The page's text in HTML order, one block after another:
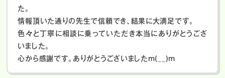
た。
情報頂いた通りの先生で信頼でき、結果に大満足です。
色々と丁寧に相談に乗っていただき本当にありがとうござ
いました。
心から感謝です。ありがとうございましたm(__)m